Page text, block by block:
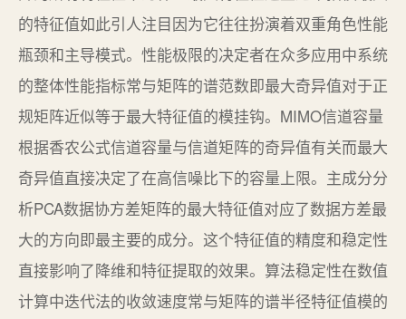
的特征值如此引人注目因为它往往扮演着双重角色性能
瓶颈和主导模式。性能极限的决定者在众多应用中系统
的整体性能指标常与矩阵的谱范数即最大奇异值对于正
规矩阵近似等于最大特征值的模挂钩。MIMO信道容量
根据香农公式信道容量与信道矩阵的奇异值有关而最大
奇异值直接决定了在高信噪比下的容量上限。主成分分
析PCA数据协方差矩阵的最大特征值对应了数据方差最
大的方向即最主要的成分。这个特征值的精度和稳定性
直接影响了降维和特征提取的效果。算法稳定性在数值
计算中迭代法的收敛速度常与矩阵的谱半径特征值模的